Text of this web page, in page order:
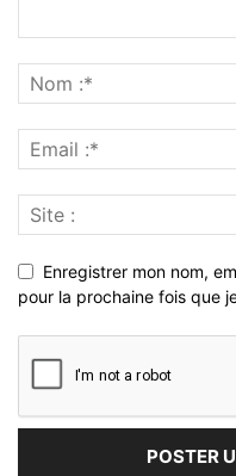
Enregistrer mon nom,
pour la prochaine fois que